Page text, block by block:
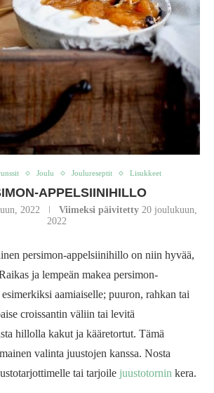
Joulu Joulureseptit Lisukkeet
APPELSIINIHILLO
2022 Viimeksi päivitetty 20 joulukuun,
2022
persimon-appelsiinihillo on niin hyvää,
ja lempeän makea persimon-
aamiaiselle; puuron, rahkan tai
croissantin väliin tai levitä
hillolla kakut ja kääretortut. Tämä
valinta juustojen kanssa. Nosta
tai tarjoile juustotornin kera.